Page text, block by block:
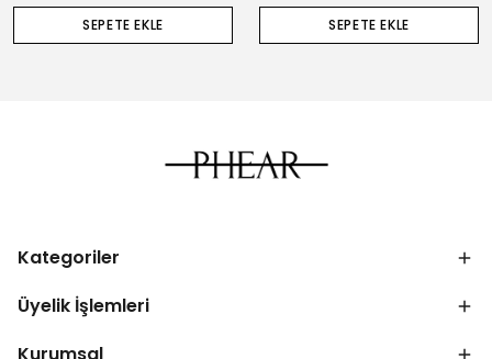
SEPETE EKLE SEPETE EKLE
Kategoriler
Üyelik İşlemleri